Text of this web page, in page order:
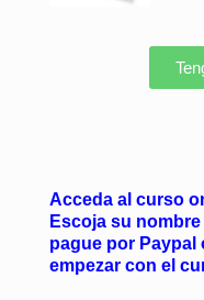
Acceda al curso
Escoja su
pague por Paypal
empezar con el